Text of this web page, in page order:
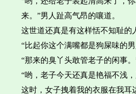
来。”男人趾高气昂的嚷道。
这世道还真是有这样恬不知耻的
“比起你这个满嘴都是狗屎味的
“那来的臭丫头敢管老子的闲事
“哟，老子今天还真是艳福不浅
这时，女子拽着我的衣服在我耳